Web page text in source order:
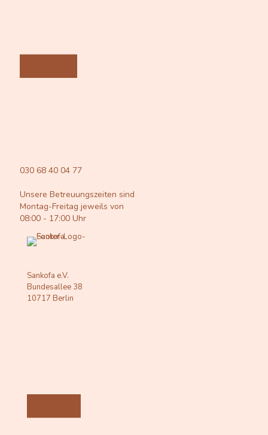
030 68 40 04 77
Unsere Betreuungszeiten sind
Montag-Freitag jeweils von
08:00 - 17:00 Uhr
Sankofa e.V.
Bundesallee 38
10717 Berlin